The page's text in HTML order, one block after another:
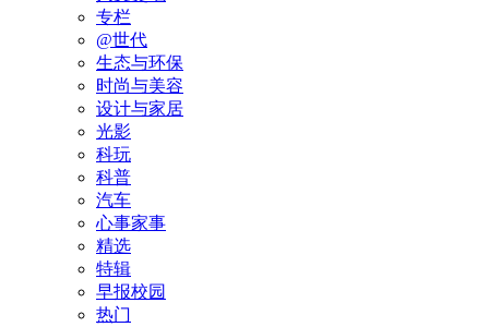
专栏
@世代
生态与环保
时尚与美容
设计与家居
光影
科玩
科普
汽车
心事家事
精选
特辑
早报校园
热门